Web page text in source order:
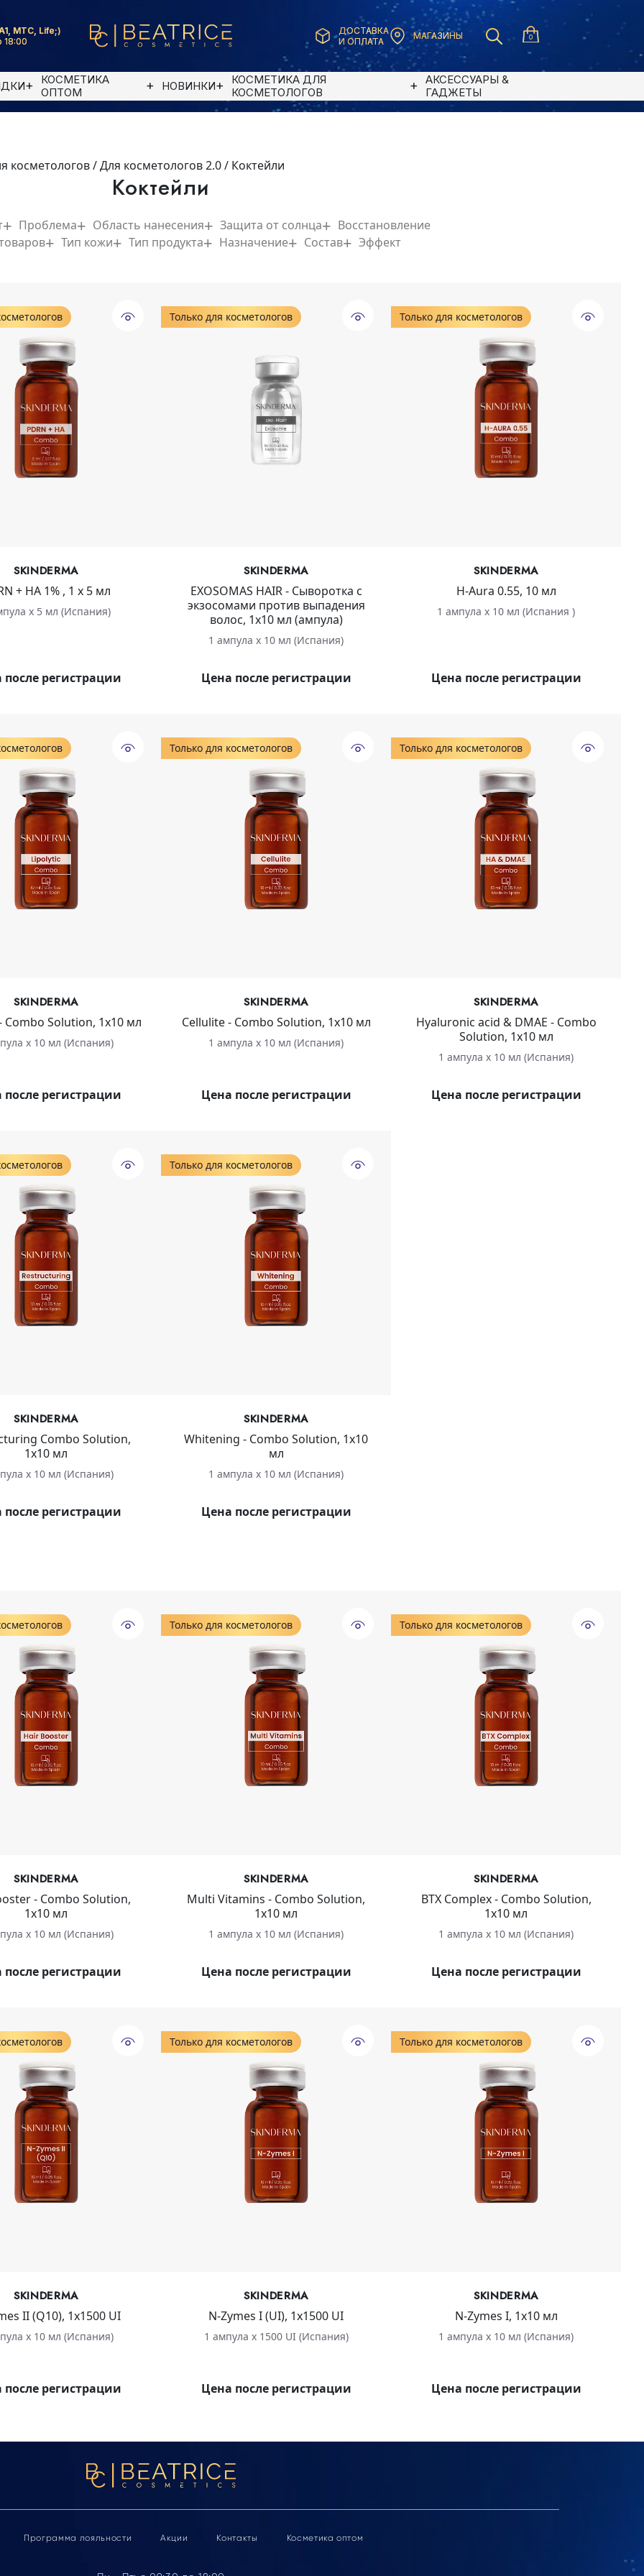
MTC, Life;)
18:00
ДОСТАВКА
И ОПЛАТА
МАГАЗИНЫ 0
КОСМЕТИКА
ОПТОМ
НОВИНКИ
КОСМЕТИКА ДЛЯ
КОСМЕТОЛОГОВ
АКСЕССУАРЫ &
ГАДЖЕТЫ
косметологов/Для косметологов 2.0/ Коктейли
Коктейли
Проблема Область нанесения Защита от солнца
Восстановление
Тип кожи Тип продукта Назначение Состав Эффект
SKINDERMA
+ HA 1% , 1 х 5 мл
х 5 мл (Испания)
после регистрации
Только для косметологов
SKINDERMA
EXOSOMAS HAIR - Сыворотка с
экзосомами против выпадения
волос, 1х10 мл (ампула)
1 ампула х 10 мл (Испания)
Цена после регистрации
Только для косметологов
SKINDERMA
H-Aura 0.55, 10 мл
1 ампула х 10 мл (Испания )
Цена после регистрации
SKINDERMA
Combo Solution, 1х10 мл
х 10 мл (Испания)
после регистрации
Только для косметологов
SKINDERMA
Cellulite - Combo Solution, 1х10 мл
1 ампула х 10 мл (Испания)
Цена после регистрации
Только для косметологов
SKINDERMA
Hyaluronic acid & DMAE - Combo
Solution, 1х10 мл
1 ампула х 10 мл (Испания)
Цена после регистрации
SKINDERMA
Combo Solution,
1х10 мл
х 10 мл (Испания)
после регистрации
Только для косметологов
SKINDERMA
Whitening - Combo Solution, 1х10
мл
1 ампула х 10 мл (Испания)
Цена после регистрации
SKINDERMA
- Combo Solution,
1х10 мл
х 10 мл (Испания)
после регистрации
Только для косметологов
SKINDERMA
Multi Vitamins - Combo Solution,
1х10 мл
1 ампула х 10 мл (Испания)
Цена после регистрации
Только для косметологов
SKINDERMA
BTX Complex - Combo Solution,
1х10 мл
1 ампула х 10 мл (Испания)
Цена после регистрации
SKINDERMA
II (Q10), 1х1500 UI
х 10 мл (Испания)
после регистрации
Только для косметологов
SKINDERMA
N-Zymes I (UI), 1х1500 UI
1 ампула х 1500 UI (Испания)
Цена после регистрации
Только для косметологов
SKINDERMA
N-Zymes I, 1x10 мл
1 ампула х 10 мл (Испания)
Цена после регистрации
Программа лояльности Акции Контакты Косметика оптом